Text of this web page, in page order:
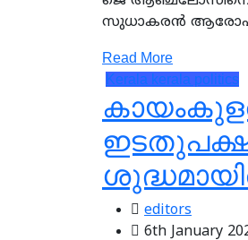
സുധാകരന്‍
Read More
Kerala kerala politics
editors
6th January